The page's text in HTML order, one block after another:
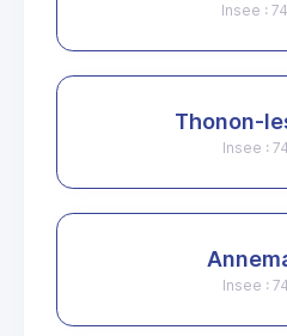
Insee :
Thonon-
Insee :
Insee :